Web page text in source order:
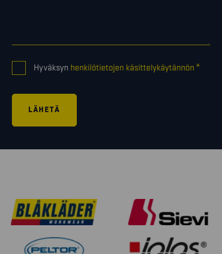
Hyväksyn henkilötietojen käsittelykäytännön *